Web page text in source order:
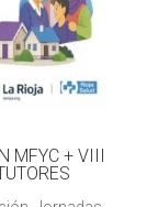
MFYC + VIII